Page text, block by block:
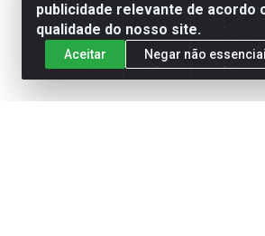
publicidade relevante de acordo
qualidade do nosso site.
Aceitar Negar não